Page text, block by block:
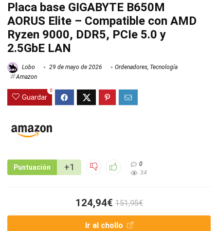
Placa base GIGABYTE B650M
AORUS Elite – Compatible con AMD
Ryzen 9000, DDR5, PCIe 5.0 y
2.5GbE LAN
Lobo 29 de mayo de 2026 Ordenadores, Tecnología
Amazon
Guardar
0
Puntuación +1
0
34
124,94€ 151,95€
Ir al chollo